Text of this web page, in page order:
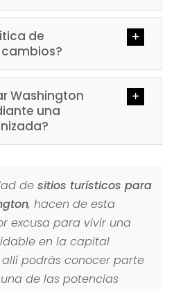
de
Washington
una
de sitios turísticos para
, hacen de esta
excusa para vivir una
en la capital
podrás conocer parte
de las potencias